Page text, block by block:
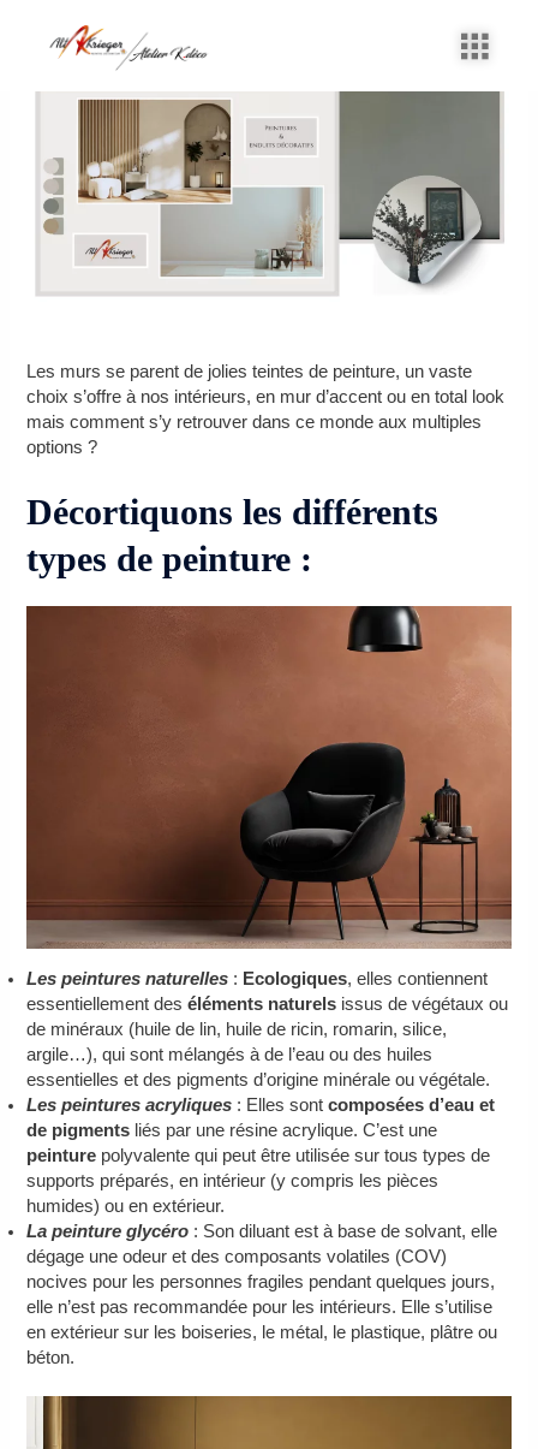
contenu
Les murs se parent de jolies teintes de peinture, un vaste
choix s’offre à nos intérieurs, en mur d’accent ou en total look
mais comment s’y retrouver dans ce monde aux multiples
options ?
Décortiquons les différents
types de peinture :
Les peintures naturelles : Ecologiques, elles contiennent
essentiellement deséléments naturels issus de végétaux ou
de minéraux (huile de lin, huile de ricin, romarin, silice,
argile…), qui sont mélangés à de l’eau ou des huiles
essentielles et des pigments d’origine minérale ou végétale.
Les peintures acryliques : Elles sontcomposées d’eau et
de pigments liés par une résine acrylique. C’est une
peinture polyvalente qui peut être utilisée sur tous types de
supports préparés, en intérieur (y compris les pièces
humides) ou en extérieur.
La peinture glycéro : Son diluant est à base de solvant, elle
dégage une odeur et des composants volatiles (COV)
nocives pour les personnes fragiles pendant quelques jours,
elle n’est pas recommandée pour les intérieurs. Elle s’utilise
en extérieur sur les boiseries, le métal, le plastique, plâtre ou
béton.
articles